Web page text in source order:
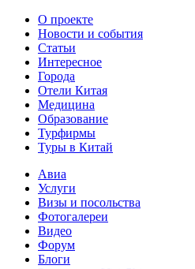
О проекте
Новости и события
Статьи
Интересное
Города
Отели Китая
Медицина
Образование
Турфирмы
Туры в Китай
Авиа
Услуги
Визы и посольства
Фотогалереи
Видео
Форум
Блоги